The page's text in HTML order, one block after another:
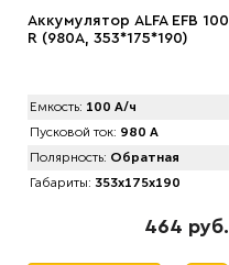
Аккумулятор АLFA EFB 100
R (980A, 353*175*190)
Емкость: 100 А/ч
Пусковой ток: 980 А
Полярность: Обратная
Габариты: 353x175x190
464 руб.